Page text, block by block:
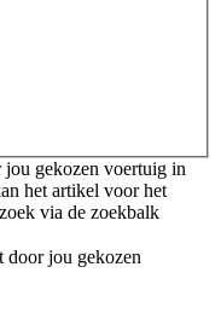
gekozen voertuig in
het artikel voor het
via de zoekbalk
door jou gekozen